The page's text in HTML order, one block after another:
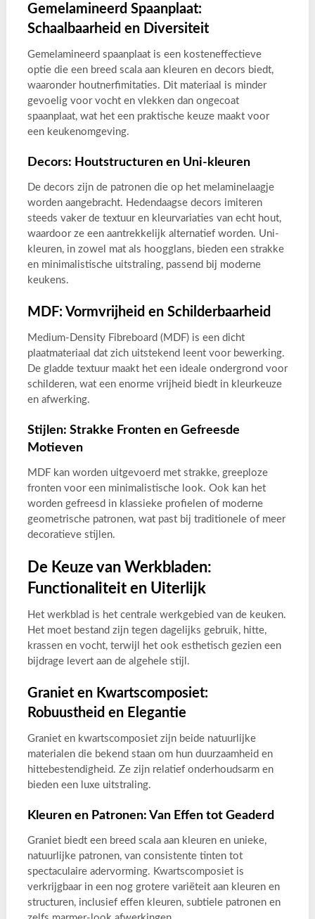
Gemelamineerd Spaanplaat:
Schaalbaarheid en Diversiteit
Gemelamineerd spaanplaat is een kosteneffectieve
optie die een breed scala aan kleuren en decors biedt,
waaronder houtnerfimitaties. Dit materiaal is minder
gevoelig voor vocht en vlekken dan ongecoat
spaanplaat, wat het een praktische keuze maakt voor
een keukenomgeving.
Decors: Houtstructuren en Uni-kleuren
De decors zijn de patronen die op het melaminelaagje
worden aangebracht. Hedendaagse decors imiteren
steeds vaker de textuur en kleurvariaties van echt hout,
waardoor ze een aantrekkelijk alternatief worden. Uni-
kleuren, in zowel mat als hoogglans, bieden een strakke
en minimalistische uitstraling, passend bij moderne
keukens.
MDF: Vormvrijheid en Schilderbaarheid
Medium-Density Fibreboard (MDF) is een dicht
plaatmateriaal dat zich uitstekend leent voor bewerking.
De gladde textuur maakt het een ideale ondergrond voor
schilderen, wat een enorme vrijheid biedt in kleurkeuze
en afwerking.
Stijlen: Strakke Fronten en Gefreesde
Motieven
MDF kan worden uitgevoerd met strakke, greeploze
fronten voor een minimalistische look. Ook kan het
worden gefreesd in klassieke profielen of moderne
geometrische patronen, wat past bij traditionele of meer
decoratieve stijlen.
De Keuze van Werkbladen:
Functionaliteit en Uiterlijk
Het werkblad is het centrale werkgebied van de keuken.
Het moet bestand zijn tegen dagelijks gebruik, hitte,
krassen en vocht, terwijl het ook esthetisch gezien een
bijdrage levert aan de algehele stijl.
Graniet en Kwartscomposiet:
Robuustheid en Elegantie
Graniet en kwartscomposiet zijn beide natuurlijke
materialen die bekend staan om hun duurzaamheid en
hittebestendigheid. Ze zijn relatief onderhoudsarm en
bieden een luxe uitstraling.
Kleuren en Patronen: Van Effen tot Geaderd
Graniet biedt een breed scala aan kleuren en unieke,
natuurlijke patronen, van consistente tinten tot
spectaculaire adervorming. Kwartscomposiet is
verkrijgbaar in een nog grotere variëteit aan kleuren en
structuren, inclusief effen kleuren, subtiele patronen en